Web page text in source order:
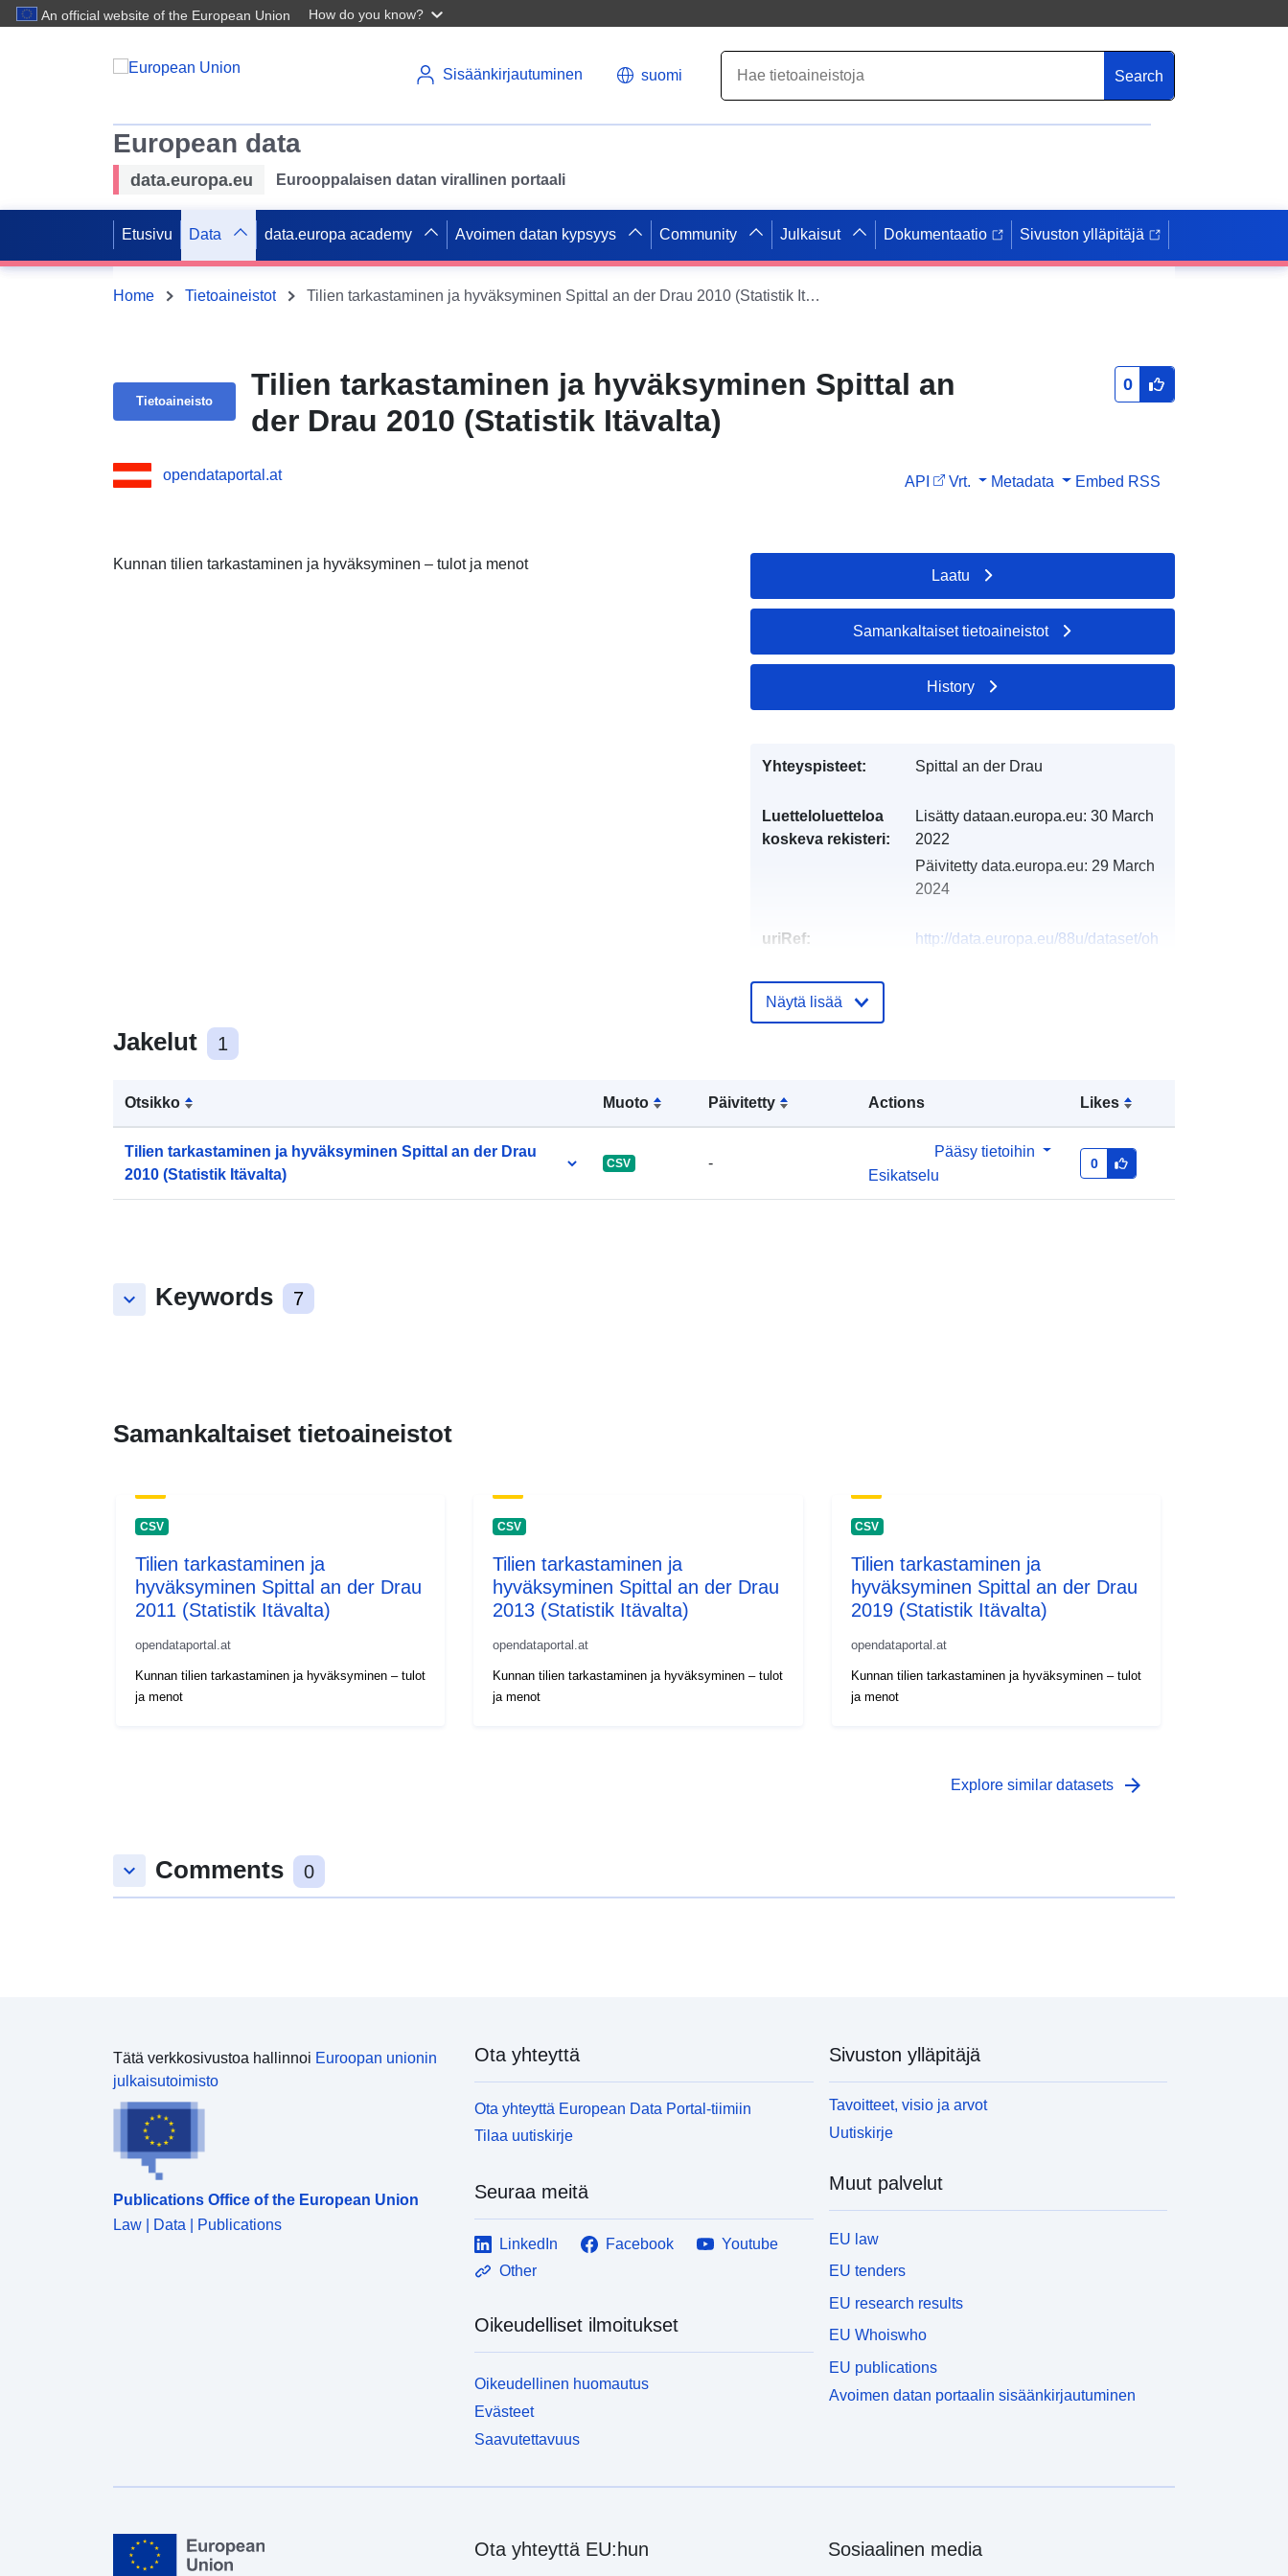
An official website of the European Union How do you know?
Sisäänkirjautuminen suomi Search
European data
data.europa.eu Eurooppalaisen datan virallinen portaali
Etusivu Data data.europa academy Avoimen datan kypsyys Community Julkaisut Dokumentaatio Sivuston ylläpitäjä
Home Tietoaineistot Tilien tarkastaminen ja hyväksyminen Spittal an der Drau 2010 (Statistik Itävalta)
Tietoaineisto
Tilien tarkastaminen ja hyväksyminen Spittal an
der Drau 2010 (Statistik Itävalta)
0
opendataportal.at API Vrt. Metadata Embed RSS
Kunnan tilien tarkastaminen ja hyväksyminen – tulot ja menot
Jakelut 1
Otsikko Muoto Päivitetty Actions Likes
Tilien tarkastaminen ja hyväksyminen Spittal an der Drau
2010 (Statistik Itävalta)
CSV -
Pääsy tietoihin
Esikatselu
0
keyboard_arrow_down Keywords 7
Laatu
Samankaltaiset tietoaineistot
History
Yhteyspisteet: Spittal an der Drau
Luetteloluetteloa
koskeva rekisteri:
Lisätty dataan.europa.eu: 30 March
2022
Päivitetty data.europa.eu: 29 March
2024
uriRef:
http://data.europa.eu/88u/dataset/oh
Näytä lisää
Samankaltaiset tietoaineistot
CSV
Tilien tarkastaminen ja
hyväksyminen Spittal an der Drau
2011 (Statistik Itävalta)
opendataportal.at
Kunnan tilien tarkastaminen ja hyväksyminen – tulot
ja menot
CSV
Tilien tarkastaminen ja
hyväksyminen Spittal an der Drau
2013 (Statistik Itävalta)
opendataportal.at
Kunnan tilien tarkastaminen ja hyväksyminen – tulot
ja menot
CSV
Tilien tarkastaminen ja
hyväksyminen Spittal an der Drau
2019 (Statistik Itävalta)
opendataportal.at
Kunnan tilien tarkastaminen ja hyväksyminen – tulot
ja menot
Explore similar datasets arrow_forward
keyboard_arrow_down Comments 0
Tätä verkkosivustoa hallinnoi Euroopan unionin
julkaisutoimisto
Publications Office of the European Union
Law | Data | Publications
Ota yhteyttä
Ota yhteyttä European Data Portal-tiimiin
Tilaa uutiskirje
Seuraa meitä
LinkedIn Facebook
Youtube
Other
Oikeudelliset ilmoitukset
Oikeudellinen huomautus
Evästeet
Saavutettavuus
Sivuston ylläpitäjä
Tavoitteet, visio ja arvot
Uutiskirje
Muut palvelut
EU law
EU tenders
EU research results
EU Whoiswho
EU publications
Avoimen datan portaalin sisäänkirjautuminen
Ota yhteyttä EU:hun Sosiaalinen media